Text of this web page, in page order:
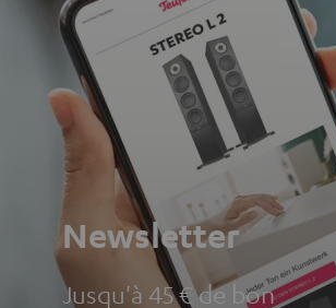
Newsletter
Jusqu'à 45 € de bon